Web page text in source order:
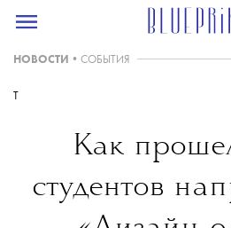
НОВОСТИ • СОБЫТИЯ
T
Как
студентов